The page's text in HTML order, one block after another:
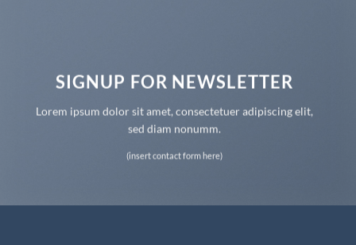
SIGNUP FOR NEWSLETTER
Lorem ipsum dolor sit amet, consectetuer adipiscing elit,
sed diam nonumm.
(insert contact form here)